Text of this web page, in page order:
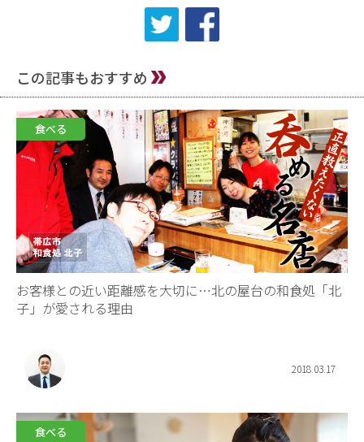
この記事もおすすめ
食べる
お客様との近い距離感を大切に…北の屋台の和食処「北
子」が愛される理由
2018.03.17
食べる